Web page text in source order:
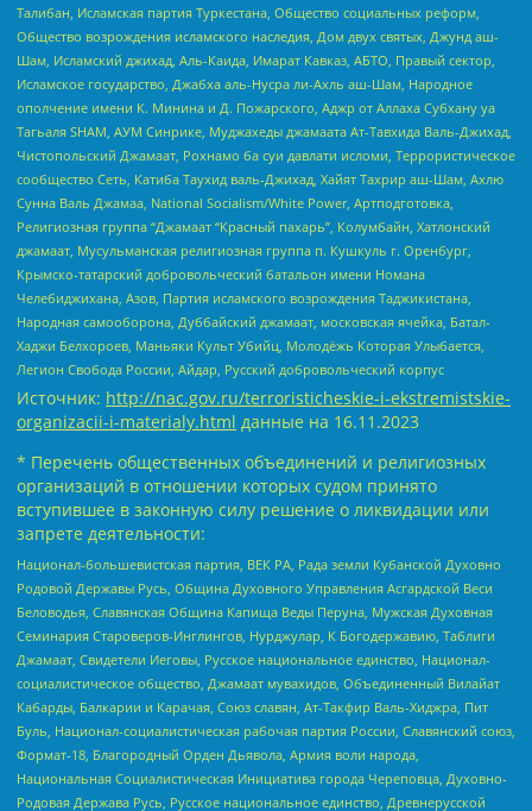
Талибан, Исламская партия Туркестана, Общество социальных реформ,
Общество возрождения исламского наследия, Дом двух святых, Джунд аш-
Шам, Исламский джихад, Аль-Каида, Имарат Кавказ, АБТО, Правый сектор,
Исламское государство, Джабха аль-Нусра ли-Ахль аш-Шам, Народное
ополчение имени К. Минина и Д. Пожарского, Аджр от Аллаха Субхану уа
Тагьаля SHAM, АУМ Синрике, Муджахеды джамаата Ат-Тавхида Валь-Джихад,
Чистопольский Джамаат, Рохнамо ба суи давлати исломи, Террористическое
сообщество Сеть, Катиба Таухид валь-Джихад, Хайят Тахрир аш-Шам, Ахлю
Сунна Валь Джамаа, National Socialism/White Power, Артподготовка,
Религиозная группа “Джамаат “Красный пахарь”, Колумбайн, Хатлонский
джамаат, Мусульманская религиозная группа п. Кушкуль г. Оренбург,
Крымско-татарский добровольческий батальон имени Номана
Челебиджихана, Азов, Партия исламского возрождения Таджикистана,
Народная самооборона, Дуббайский джамаат, московская ячейка, Батал-
Хаджи Белхороев, Маньяки Культ Убийц, Молодёжь Которая Улыбается,
Легион Свобода России, Айдар, Русский добровольческий корпус
Источник: http://nac.gov.ru/terroristicheskie-i-ekstremistskie-
organizacii-i-materialy.html данные на 16.11.2023
* Перечень общественных объединений и религиозных
организаций в отношении которых судом принято
вступившее в законную силу решение о ликвидации или
запрете деятельности:
Национал-большевистская партия, ВЕК РА, Рада земли Кубанской Духовно
Родовой Державы Русь, Община Духовного Управления Асгардской Веси
Беловодья, Славянская Община Капища Веды Перуна, Мужская Духовная
Семинария Староверов-Инглингов, Нурджулар, К Богодержавию, Таблиги
Джамаат, Свидетели Иеговы, Русское национальное единство, Национал-
социалистическое общество, Джамаат мувахидов, Объединенный Вилайат
Кабарды, Балкарии и Карачая, Союз славян, Ат-Такфир Валь-Хиджра, Пит
Буль, Национал-социалистическая рабочая партия России, Славянский союз,
Формат-18, Благородный Орден Дьявола, Армия воли народа,
Национальная Социалистическая Инициатива города Череповца, Духовно-
Родовая Держава Русь, Русское национальное единство, Древнерусской